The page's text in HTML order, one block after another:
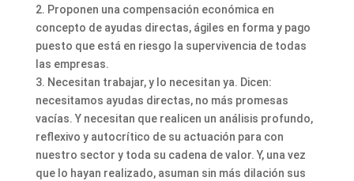
2. Proponen una compensación económica en
concepto de ayudas directas, ágiles en forma y pago
puesto que está en riesgo la supervivencia de todas
las empresas.
3. Necesitan trabajar, y lo necesitan ya. Dicen:
necesitamos ayudas directas, no más promesas
vacías. Y necesitan que realicen un análisis profundo,
reflexivo y autocrítico de su actuación para con
nuestro sector y toda su cadena de valor. Y, una vez
que lo hayan realizado, asuman sin más dilación sus